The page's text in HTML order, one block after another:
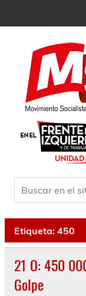
Etiqueta: 450
21 O: 450
Golpe